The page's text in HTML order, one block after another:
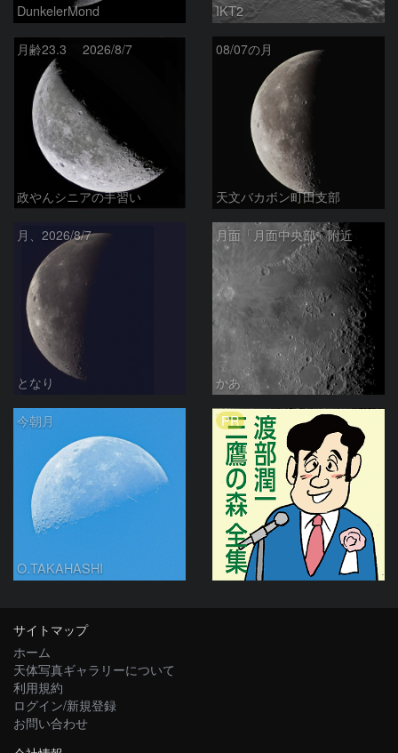
DunkelerMond IKT2
月齢23.3 2026/8/7
政やんシニアの手習い
08/07の月
天文バカボン町田支部
月、2026/8/7
となり
月面「月面中央部」附近
かあ
今朝月
O.TAKAHASHI
PR
サイトマップ
ホーム
天体写真ギャラリーについて
利用規約
ログイン/新規登録
お問い合わせ